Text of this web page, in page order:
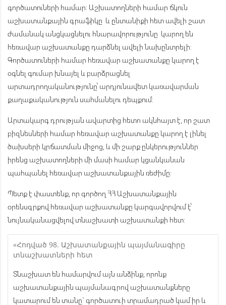
գործատուների համար: Աշխատողների համար ճկուն
աշխատանքային գրաֆիկը և ընտանիքի հետ ավելի շատ
ժամանակ անցկացնելու հնարավորությունը կարող են
հեռավար աշխատանքը դարձնել ավելի նախընտրելի:
Գործատուների համար հեռավար աշխատանքը կարող է
օգնել գումար խնայել և բարձրացնել
արտադրողականությունը՝ արդյունավետ կառավարման
քաղաքականություն սահմանելու դեպքում:
Արտակարգ դրության ավարտից հետո ակնհայտ է, որ շատ
բիզնեսների համար հեռավար աշխատանքը կարող է լինել
ծախսերի կրճատման միջոց, և մի շարք ընկերություններ
իրենց աշխատողների մի մասի համար կցանկանան
պահպանել հեռավար աշխատանքային ռեժիմը:
Պետք է փաստենք, որ գործող ՀՀ Աշխատանքային
օրենսգրքով հեռավար աշխատանքը կարգավորվում է՝
նույնականացվելով տնաշխատի աշխատանքի հետ:
«Հոդված 98. Աշխատանքային պայմանագիրը
տնաշխատների հետ
Տնաշխատ են համարվում այն անձինք, որոնք
աշխատանքային պայմանագրով աշխատանքները
կատարում են տանը` գործատուի տրամադրած կամ իր և